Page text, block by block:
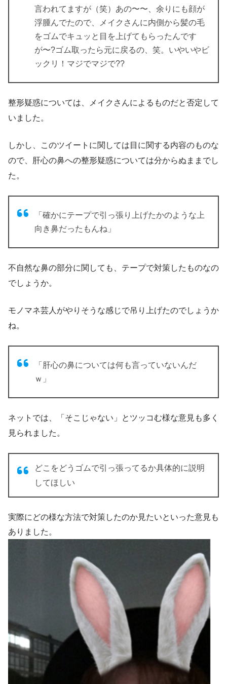
言われてますが（笑）あの〜〜、余りにも顔が
浮腫んでたので、メイクさんに内側から髪の毛
をゴムでキュッと目を上げてもらったんです
が〜?ゴム取ったら元に戻るの、笑。いやいやビ
ックリ！マジでマジで??
整形疑惑については、メイクさんによるものだと否定して
いました。
しかし、このツイートに関しては目に関する内容のものな
ので、肝心の鼻への整形疑惑については分からぬままでし
た。
「確かにテープで引っ張り上げたかのような上
向き鼻だったもんね」
不自然な鼻の部分に関しても、テープで対策したものなの
でしょうか。
モノマネ芸人がやりそうな感じで吊り上げたのでしょうか
ね。
「肝心の鼻については何も言っていないんだ
ｗ」
ネットでは、「そこじゃない」とツッコむ様な意見も多く
見られました。
どこをどうゴムで引っ張ってるか具体的に説明
してほしい
実際にどの様な方法で対策したのか見たいといった意見も
ありました。